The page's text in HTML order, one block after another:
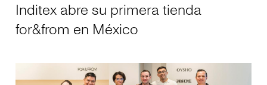
Inditex abre su primera tienda
for&from en México